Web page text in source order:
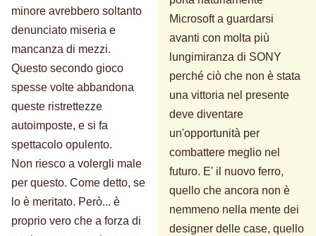
minore avrebbero soltanto
denunciato miseria e
mancanza di mezzi.
Questo secondo gioco
spesse volte abbandona
queste ristrettezze
autoimposte, e si fa
spettacolo opulento.
Non riesco a volergli male
per questo. Come detto, se
lo è meritato. Però... è
proprio vero che a forza di
Microsoft a guardarsi
avanti con molta più
lungimiranza di SONY
perché ciò che non è stata
una vittoria nel presente
deve diventare
un'opportunità per
combattere meglio nel
futuro. E' il nuovo ferro,
quello che ancora non è
nemmeno nella mente dei
designer delle case, quello